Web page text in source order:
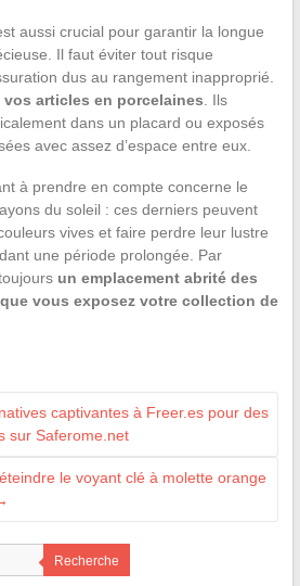
aussi crucial pour garantir la longue
Il faut éviter tout risque
dus au rangement inapproprié.
vos articles en porcelaines . Ils
dans un placard ou exposés
avec assez d’espace entre eux.
à prendre en compte concerne le
du soleil : ces derniers peuvent
vives et faire perdre leur lustre
une période prolongée. Par
un emplacement abrité des
vous exposez votre collection de
captivantes à Freer.es pour des
sur Saferome.net
le voyant clé à molette orange
Recherche